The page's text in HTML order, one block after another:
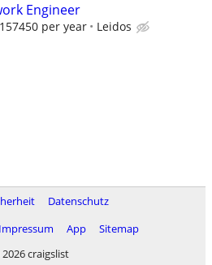
Engineer
per year Leidos
Datenschutz
Impressum App
Sitemap
craigslist